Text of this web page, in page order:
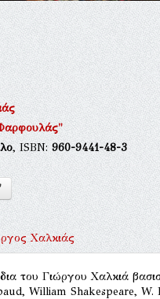
, ISBN:960-9441-48-3
Χαλκιάς
του Γιώργου Χαλκιά
William Shakespeare, W.